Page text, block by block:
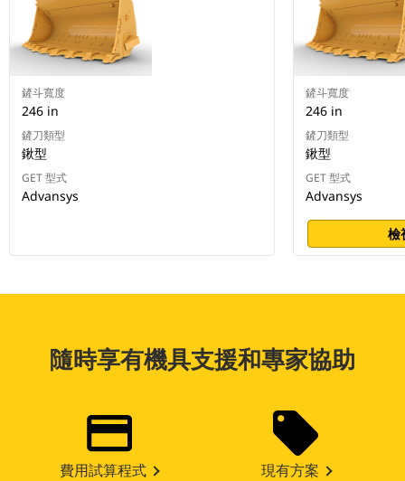
鏟斗寬度
246 in
鏟刀類型
鍬型
GET 型式
Advansys
鏟斗寬度
246 in
鏟刀類型
鍬型
GET 型式
Advansys
檢
隨時享有機具支援和專家協助
費用試算程式 現有方案